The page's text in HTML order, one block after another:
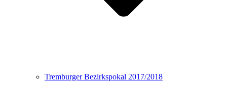
Tremburger Bezirkspokal 2017/2018